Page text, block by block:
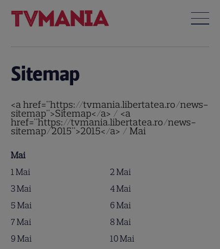
Sitemap
<a href="https://tvmania.libertatea.ro/news-
sitemap">Sitemap</a> / <a
href="https://tvmania.libertatea.ro/news-
sitemap/2015">2015</a> / Mai
Mai
1 Mai
2 Mai
3 Mai
4 Mai
5 Mai
6 Mai
7 Mai
8 Mai
9 Mai
10 Mai